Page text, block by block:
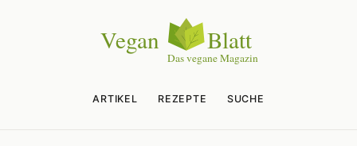
ARTIKEL REZEPTE SUCHE